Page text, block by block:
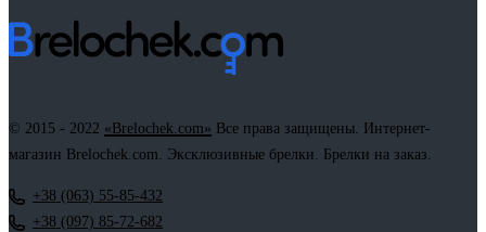
© 2015 - 2022 «Brelochek.com» Все права защищены. Интернет-
магазин Brelochek.com. Эксклюзивные брелки. Брелки на заказ.
+38 (063) 55-85-432
+38 (097) 85-72-682